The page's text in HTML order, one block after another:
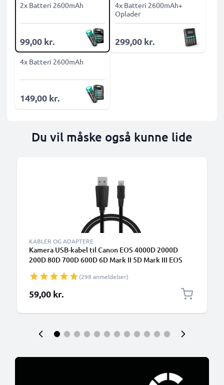
2x Batteri 2600mAh
99,00 kr.
4x Batteri 2600mAh+
Oplader
299,00 kr.
4x Batteri 2600mAh
149,00 kr.
Du vil måske også kunne lide
KABLER OG ADAPTERE
Kamera USB-kabel til Canon EOS 4000D 2000D
200D 80D 700D 600D 6D Mark II 5D Mark III EOS
opladning af datakabel til kamera 1A
Opladerledning PVC - Sort
(298 anmeldelser)
59,00 kr.